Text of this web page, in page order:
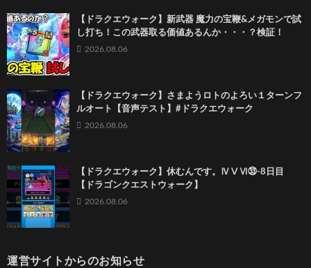
【ドラクエウォーク】新武器 魔力の宝鞭&メガモンで試
し打ち！この武器取る価値あるんか・・・？検証！
2026.08.06
【ドラクエウォーク】さまようロトのよろい１ターンフ
ルオート【音声テスト】#ドラクエウォーク
2026.08.06
【ドラクエウォーク】休むんです。ⅣⅤⅥ㉝-8日目
【ドラゴンクエストウォーク】
2026.08.06
運営サイトからのお知らせ